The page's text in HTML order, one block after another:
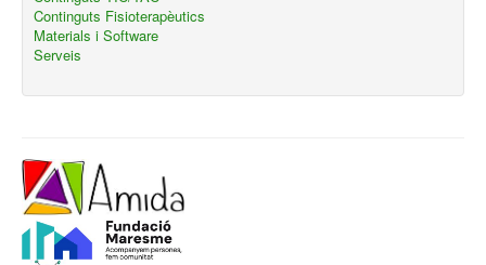
Continguts Fisioterapèutics
Materials i Software
Serveis